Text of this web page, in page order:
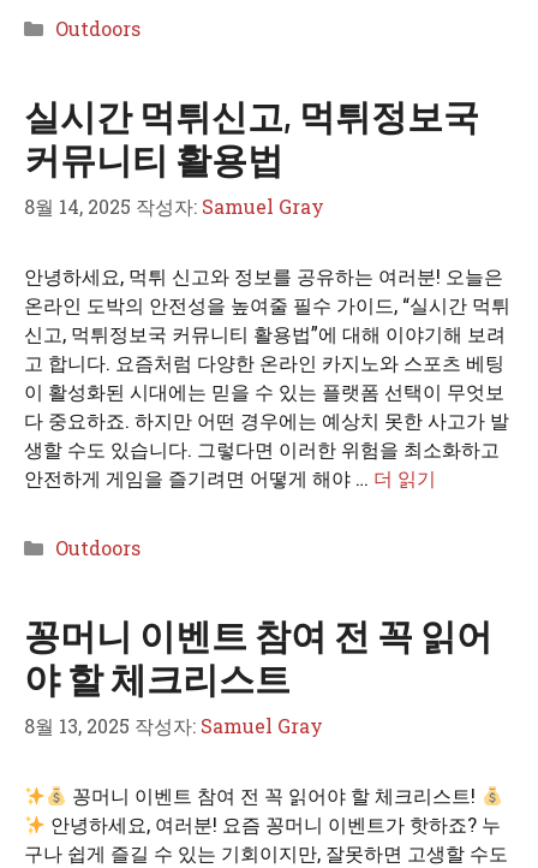
카
리
Outdoors
실시간 먹튀신고, 먹튀정보국
커뮤니티 활용법
8월 14, 2025 작성자: Samuel Gray
안녕하세요, 먹튀 신고와 정보를 공유하는 여러분! 오늘은
온라인 도박의 안전성을 높여줄 필수 가이드, “실시간 먹튀
신고, 먹튀정보국 커뮤니티 활용법”에 대해 이야기해 보려
고 합니다. 요즘처럼 다양한 온라인 카지노와 스포츠 베팅
이 활성화된 시대에는 믿을 수 있는 플랫폼 선택이 무엇보
다 중요하죠. 하지만 어떤 경우에는 예상치 못한 사고가 발
생할 수도 있습니다. 그렇다면 이러한 위험을 최소화하고
안전하게 게임을 즐기려면 어떻게 해야 … 더 읽기
카
리
Outdoors
꽁머니 이벤트 참여 전 꼭 읽어
야 할 체크리스트
8월 13, 2025 작성자: Samuel Gray
꽁머니 이벤트 참여 전 꼭 읽어야 할 체크리스트!
안녕하세요, 여러분! 요즘 꽁머니 이벤트가 핫하죠? 누
구나 쉽게 즐길 수 있는 기회이지만, 잘못하면 고생할 수도